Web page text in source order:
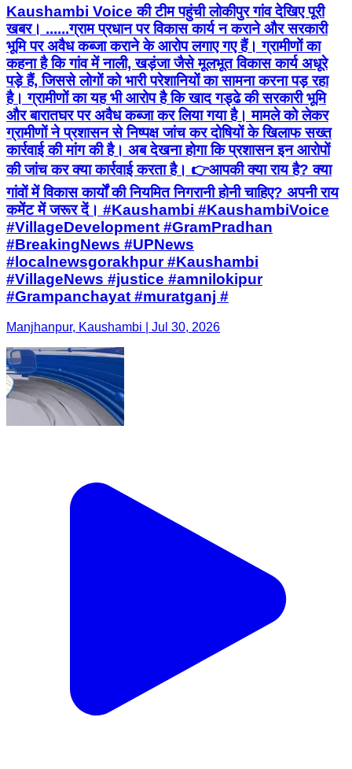
Kaushambi Voice की टीम पहुंची लोकीपुर गांव देखिए पूरी
खबर। ......ग्राम प्रधान पर विकास कार्य न कराने और सरकारी
भूमि पर अवैध कब्जा कराने के आरोप लगाए गए हैं। ग्रामीणों का
कहना है कि गांव में नाली, खड़ंजा जैसे मूलभूत विकास कार्य अधूरे
पड़े हैं, जिससे लोगों को भारी परेशानियों का सामना करना पड़ रहा
है। ग्रामीणों का यह भी आरोप है कि खाद गड्ढे की सरकारी भूमि
और बारातघर पर अवैध कब्जा कर लिया गया है। मामले को लेकर
ग्रामीणों ने प्रशासन से निष्पक्ष जांच कर दोषियों के खिलाफ सख्त
कार्रवाई की मांग की है। अब देखना होगा कि प्रशासन इन आरोपों
की जांच कर क्या कार्रवाई करता है। 👉आपकी क्या राय है? क्या
गांवों में विकास कार्यों की नियमित निगरानी होनी चाहिए? अपनी राय
कमेंट में जरूर दें। #Kaushambi #KaushambiVoice
#VillageDevelopment #GramPradhan
#BreakingNews #UPNews
#localnewsgorakhpur #Kaushambi
#VillageNews #justice #amnilokipur
#Grampanchayat #muratganj #
Manjhanpur, Kaushambi | Jul 30, 2026